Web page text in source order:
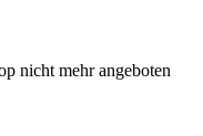
nicht mehr angeboten